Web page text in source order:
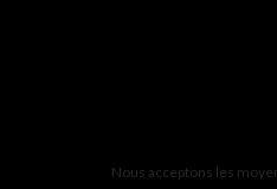
Nous acceptons les